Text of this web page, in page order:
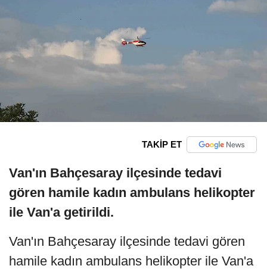
TAKİP ET
Van'ın Bahçesaray ilçesinde tedavi
gören hamile kadın ambulans helikopter
ile Van'a getirildi.
Van'ın Bahçesaray ilçesinde tedavi gören
hamile kadın ambulans helikopter ile Van'a